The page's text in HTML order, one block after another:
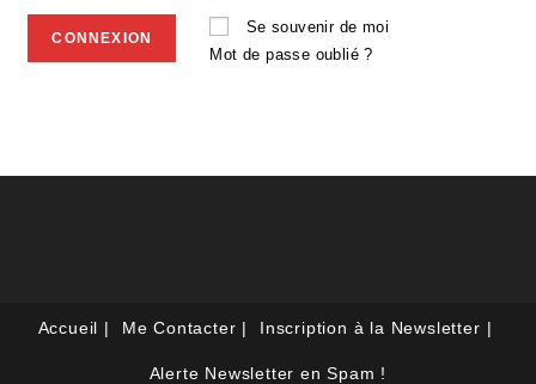
Se souvenir de moi
Mot de passe oublié ?
Accueil Me Contacter Inscription à la Newsletter
Alerte Newsletter en Spam !